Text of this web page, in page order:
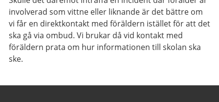
involverad som vittne eller liknande är det bättre om
vi får en direktkontakt med föräldern istället för att det
ska gå via ombud. Vi brukar då vid kontakt med
föräldern prata om hur informationen till skolan ska
ske.